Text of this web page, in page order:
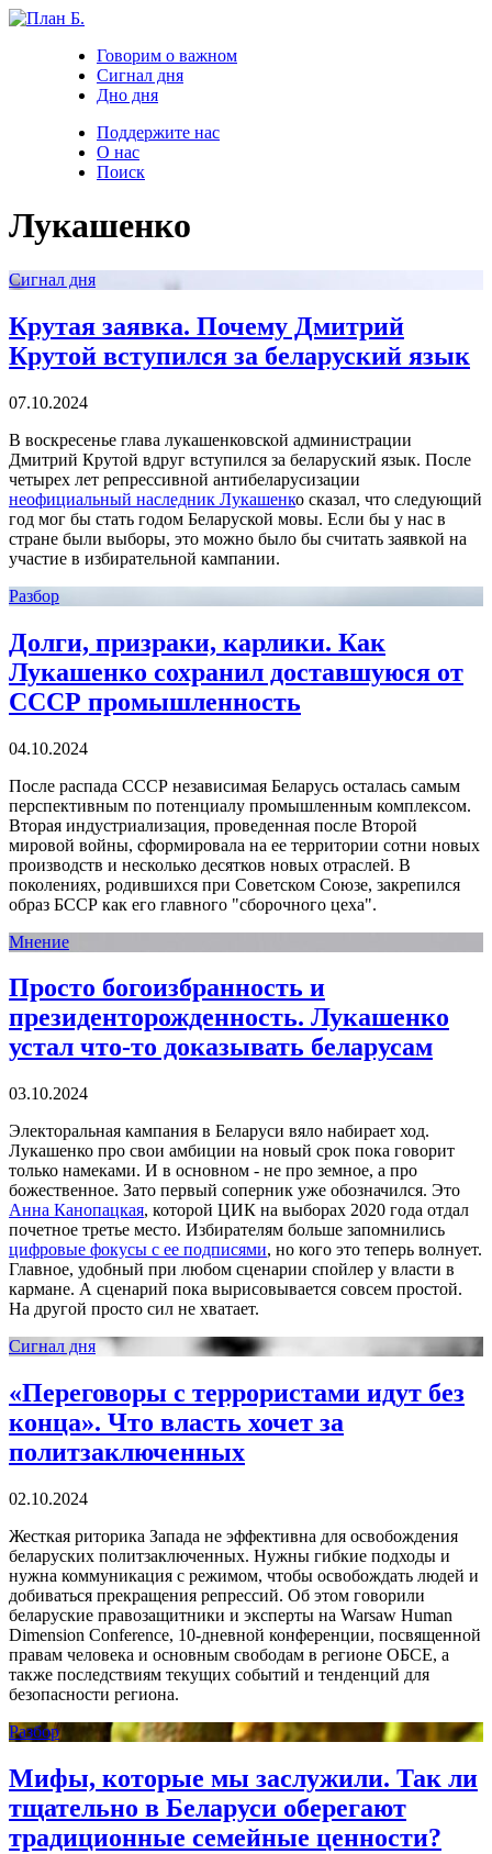
Говорим о важном
Сигнал дня
Дно дня
Поддержите нас
О нас
Поиск
Лукашенко
Сигнал дня
Крутая заявка. Почему Дмитрий
Крутой вступился за беларуский язык
07.10.2024
В воскресенье глава лукашенковской администрации
Дмитрий Крутой вдруг вступился за беларуский язык. После
четырех лет репрессивной антибеларусизации
неофициальный наследник Лукашенко сказал, что следующий
год мог бы стать годом Беларуской мовы. Если бы у нас в
стране были выборы, это можно было бы считать заявкой на
участие в избирательной кампании.
Разбор
Долги, призраки, карлики. Как
Лукашенко сохранил доставшуюся от
СССР промышленность
04.10.2024
После распада СССР независимая Беларусь осталась самым
перспективным по потенциалу промышленным комплексом.
Вторая индустриализация, проведенная после Второй
мировой войны, сформировала на ее территории сотни новых
производств и несколько десятков новых отраслей. В
поколениях, родившихся при Советском Союзе, закрепился
образ БССР как его главного "сборочного цеха".
Мнение
Просто богоизбранность и
президенторожденность. Лукашенко
устал что-то доказывать беларусам
03.10.2024
Электоральная кампания в Беларуси вяло набирает ход.
Лукашенко про свои амбиции на новый срок пока говорит
только намеками. И в основном - не про земное, а про
божественное. Зато первый соперник уже обозначился. Это
Анна Канопацкая, которой ЦИК на выборах 2020 года отдал
почетное третье место. Избирателям больше запомнились
цифровые фокусы с ее подписями, но кого это теперь волнует.
Главное, удобный при любом сценарии спойлер у власти в
кармане. А сценарий пока вырисовывается совсем простой.
На другой просто сил не хватает.
Сигнал дня
«Переговоры с террористами идут без
конца». Что власть хочет за
политзаключенных
02.10.2024
Жесткая риторика Запада не эффективна для освобождения
беларуских политзаключенных. Нужны гибкие подходы и
нужна коммуникация с режимом, чтобы освобождать людей и
добиваться прекращения репрессий. Об этом говорили
беларуские правозащитники и эксперты на Warsaw Human
Dimension Conference, 10-дневной конференции, посвященной
правам человека и основным свободам в регионе ОБСЕ, а
также последствиям текущих событий и тенденций для
безопасности региона.
Разбор
Мифы, которые мы заслужили. Так ли
тщательно в Беларуси оберегают
традиционные семейные ценности?